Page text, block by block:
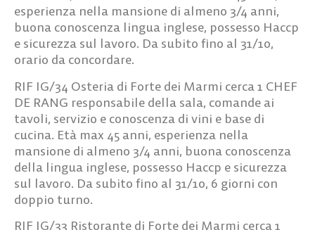
esperienza nella mansione di almeno 3/4 anni,
buona conoscenza lingua inglese, possesso Haccp
e sicurezza sul lavoro. Da subito fino al 31/10,
orario da concordare.
RIF IG/34 Osteria di Forte dei Marmi cerca 1 CHEF
DE RANG responsabile della sala, comande ai
tavoli, servizio e conoscenza di vini e base di
cucina. Età max 45 anni, esperienza nella
mansione di almeno 3/4 anni, buona conoscenza
della lingua inglese, possesso Haccp e sicurezza
sul lavoro. Da subito fino al 31/10, 6 giorni con
doppio turno.
RIF IG/33 Ristorante di Forte dei Marmi cerca1